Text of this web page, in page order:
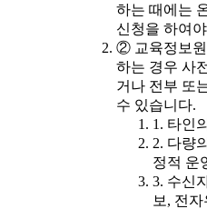
하는 때에는
신청을 하여
② 교육정보원
하는 경우 사
거나 전부 또
수 있습니다.
1. 타인
2. 다량
정적 운
3. 수신
보, 전